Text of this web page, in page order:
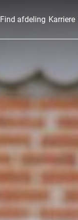
Find afdeling Karriere